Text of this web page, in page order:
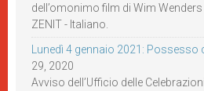
dell’omonimo film di Wim
ZENIT - Italiano.
Lunedì 4 gennaio 2021: Possesso
29, 2020
Avviso dell’Ufficio delle